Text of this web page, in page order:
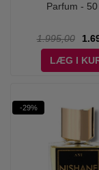
Parfum - 50
1.995,00
LÆG I
-29%